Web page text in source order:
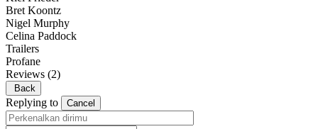
Bret Koontz
Nigel Murphy
Celina Paddock
Trailers
Profane
Reviews (2)
Back
Replying to Cancel